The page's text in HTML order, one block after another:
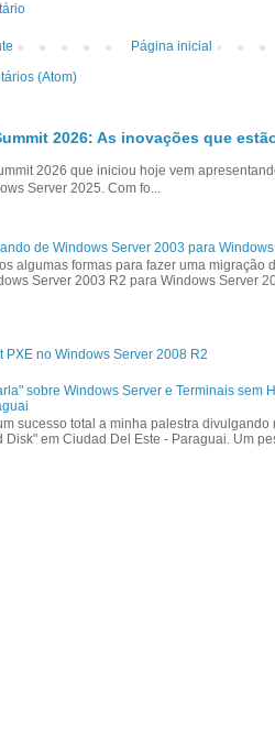
Página inicial
(Atom)
2026: As inovações que
2026 que iniciou hoje vem
Server 2025. Com fo...
de Windows Server 2003 para
algumas formas para fazer uma migração
Server 2003 R2 para Windows Server
PXE no Windows Server 2008 R2
sobre Windows Server e Terminais sem
sucesso total a minha palestra
Disk" em Ciudad Del Este - Paraguai. Um